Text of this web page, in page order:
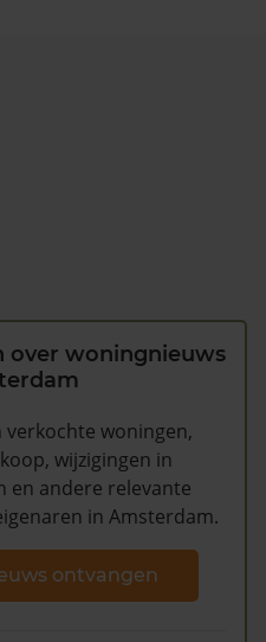
over woningnieuws
verkochte woningen,
wijzigingen in
en andere relevante
in Amsterdam.
ontvangen